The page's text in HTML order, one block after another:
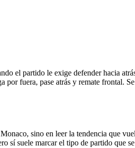
el partido le exige defender hacia
fuera, pase atrás y remate frontal.
sino en leer la tendencia que
sí suele marcar el tipo de partido que